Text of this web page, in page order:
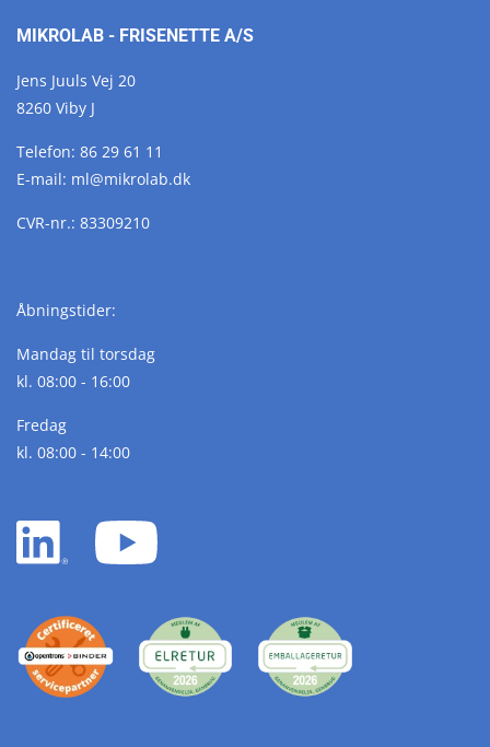
MIKROLAB - FRISENETTE A/S
Jens Juuls Vej 20
8260 Viby J
Telefon: 86 29 61 11
E-mail: ml@mikrolab.dk
CVR-nr.: 83309210
Åbningstider:
Mandag til torsdag
kl. 08:00 - 16:00
Fredag
kl. 08:00 - 14:00
LinkedIn
white
YouTube
white